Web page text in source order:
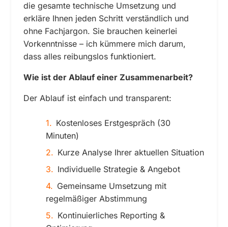
die gesamte technische Umsetzung und
erkläre Ihnen jeden Schritt verständlich und
ohne Fachjargon. Sie brauchen keinerlei
Vorkenntnisse – ich kümmere mich darum,
dass alles reibungslos funktioniert.
Wie ist der Ablauf einer Zusammenarbeit?
Der Ablauf ist einfach und transparent:
Kostenloses Erstgespräch (30
Minuten)
Kurze Analyse Ihrer aktuellen Situation
Individuelle Strategie & Angebot
Gemeinsame Umsetzung mit
regelmäßiger Abstimmung
Kontinuierliches Reporting &